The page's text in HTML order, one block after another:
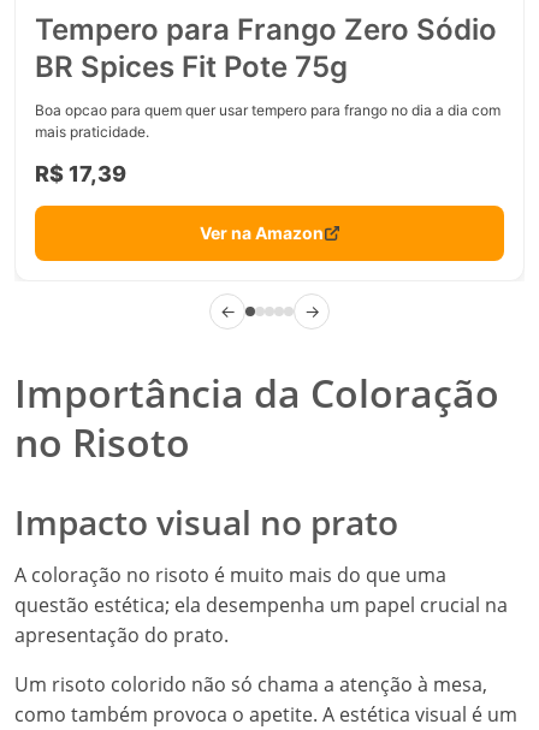
Tempero para Frango Zero Sódio
BR Spices Fit Pote 75g
Boa opcao para quem quer usar tempero para frango no dia a dia com
mais praticidade.
R$ 17,39
Ver na Amazon
← →
Importância da Coloração
no Risoto
Impacto visual no prato
A coloração no risoto é muito mais do que uma
questão estética; ela desempenha um papel crucial na
apresentação do prato.
Um risoto colorido não só chama a atenção à mesa,
como também provoca o apetite. A estética visual é um